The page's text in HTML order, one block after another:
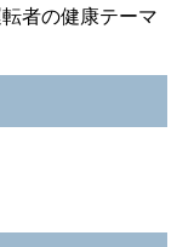
者の健康テーマ